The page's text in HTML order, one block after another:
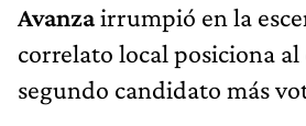
Avanzairrumpió en la
correlato local posiciona al
segundo candidato más